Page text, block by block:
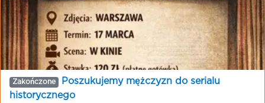
Zakończone
Poszukujemy mężczyzn do serialu
historycznego